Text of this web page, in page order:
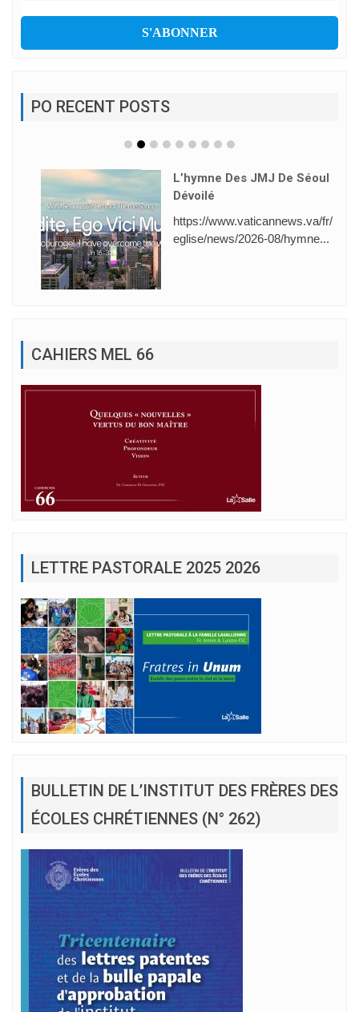
PO RECENT POSTS
L’hymne Des JMJ De Séoul
Dévoilé
https://www.vaticannews.va/fr/
eglise/news/2026-08/hymne...
CAHIERS MEL 66
LETTRE PASTORALE 2025 2026
BULLETIN DE L’INSTITUT DES FRÈRES DES
ÉCOLES CHRÉTIENNES (N° 262)